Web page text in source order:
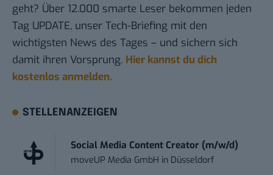
geht? Über 12.000 smarte Leser bekommen jeden
Tag UPDATE, unser Tech-Briefing mit den
wichtigsten News des Tages – und sichern sich
damit ihren Vorsprung. Hier kannst du dich
kostenlos anmelden.
STELLENANZEIGEN
Social Media Content Creator (m/w/d)
moveUP Media GmbH in Düsseldorf